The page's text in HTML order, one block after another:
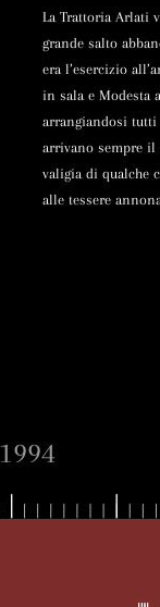
La Trattoria Arlati
grande salto
era l’esercizio
in sala e Modesta
arrangiandosi tutti
arrivano sempre il
valigia di qualche
alle tessere